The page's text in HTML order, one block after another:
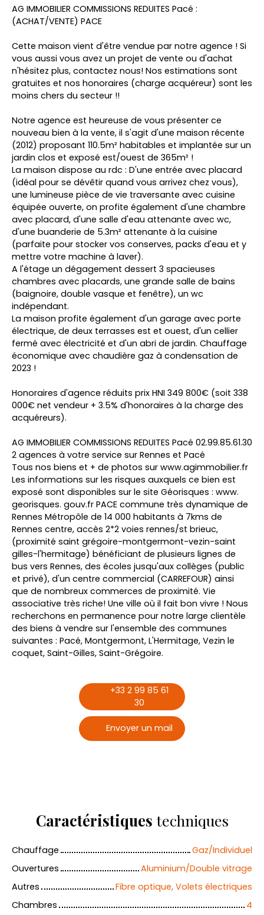
AG IMMOBILIER COMMISSIONS REDUITES Pacé :
(ACHAT/VENTE) PACE
Cette maison vient d'être vendue par notre agence ! Si
vous aussi vous avez un projet de vente ou d'achat
n'hésitez plus, contactez nous! Nos estimations sont
gratuites et nos honoraires (charge acquéreur) sont les
moins chers du secteur !!
Notre agence est heureuse de vous présenter ce
nouveau bien à la vente, il s'agit d'une maison récente
(2012) proposant 110.5m² habitables et implantée sur un
jardin clos et exposé est/ouest de 365m² !
La maison dispose au rdc : D'une entrée avec placard
(idéal pour se dévêtir quand vous arrivez chez vous),
une lumineuse pièce de vie traversante avec cuisine
équipée ouverte, on profite également d'une chambre
avec placard, d'une salle d'eau attenante avec wc,
d'une buanderie de 5.3m² attenante à la cuisine
(parfaite pour stocker vos conserves, packs d'eau et y
mettre votre machine à laver).
A l'étage un dégagement dessert 3 spacieuses
chambres avec placards, une grande salle de bains
(baignoire, double vasque et fenêtre), un wc
indépendant.
La maison profite également d'un garage avec porte
électrique, de deux terrasses est et ouest, d'un cellier
fermé avec électricité et d'un abri de jardin. Chauffage
économique avec chaudière gaz à condensation de
2023 !
Honoraires d'agence réduits prix HNI 349 800€ (soit 338
000€ net vendeur + 3.5% d'honoraires à la charge des
acquéreurs).
AG IMMOBILIER COMMISSIONS REDUITES Pacé 02.99.85.61.30
2 agences à votre service sur Rennes et Pacé
Tous nos biens et + de photos sur www.agimmobilier.fr
Les informations sur les risques auxquels ce bien est
exposé sont disponibles sur le site Géorisques : www.
georisques. gouv.fr PACE commune très dynamique de
Rennes Métropôle de 14 000 habitants à 7kms de
Rennes centre, accès 2*2 voies rennes/st brieuc,
(proximité saint grégoire-montgermont-vezin-saint
gilles-l'hermitage) bénéficiant de plusieurs lignes de
bus vers Rennes, des écoles jusqu'aux collèges (public
et privé), d'un centre commercial (CARREFOUR) ainsi
que de nombreux commerces de proximité. Vie
associative très riche! Une ville où il fait bon vivre ! Nous
recherchons en permanence pour notre large clientèle
des biens à vendre sur l'ensemble des communes
suivantes : Pacé, Montgermont, L'Hermitage, Vezin le
coquet, Saint-Gilles, Saint-Grégoire.
+33 2 99 85 61
30
Envoyer un mail
Caractéristiques techniques
Chauffage
Gaz/Individuel
Ouvertures
Aluminium/Double vitrage
Autres
Fibre optique, Volets électriques
Chambres
4